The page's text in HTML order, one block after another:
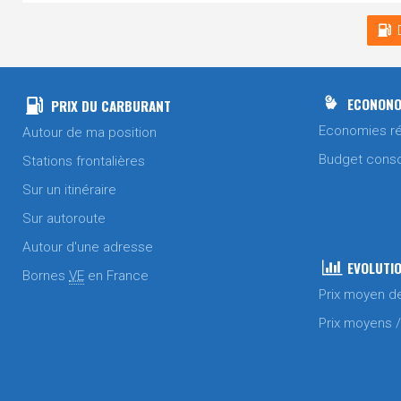
PRIX DU CARBURANT
Autour de ma position
Stations frontalières
Sur un itinéraire
Sur autoroute
Autour d'une adresse
Bornes VE en France
Economies
Budget
Prix moyen
Prix moyens